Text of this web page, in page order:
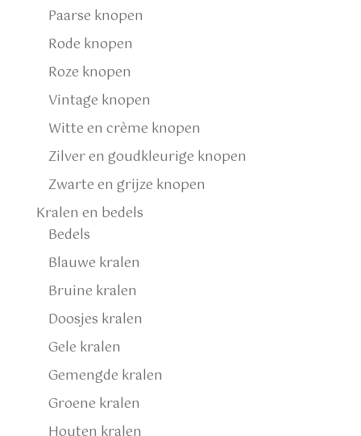
Paarse knopen
Rode knopen
Roze knopen
Vintage knopen
Witte en crème knopen
Zilver en goudkleurige knopen
Zwarte en grijze knopen
Kralen en bedels
Bedels
Blauwe kralen
Bruine kralen
Doosjes kralen
Gele kralen
Gemengde kralen
Groene kralen